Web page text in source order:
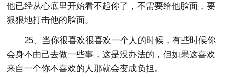
他已经从心底里开始看不起你了，不需要给他脸面，要
狠狠地打击他的脸面。
25、当你很喜欢很喜欢一个人的时候，有些时候你
会身不由己去做一些事，这是没办法的，但如果这喜欢
来自一个你不喜欢的人那就会变成负担。